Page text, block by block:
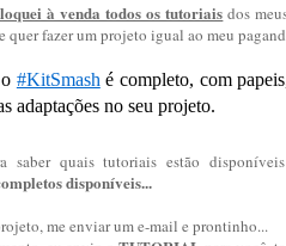
à venda todos os tutoriais dos
quer fazer um projeto igual ao meu
#KitSmash é completo, com
adaptações no seu projeto.
saber quais tutoriais estão
disponíveis...
me enviar um e-mail e prontinho...